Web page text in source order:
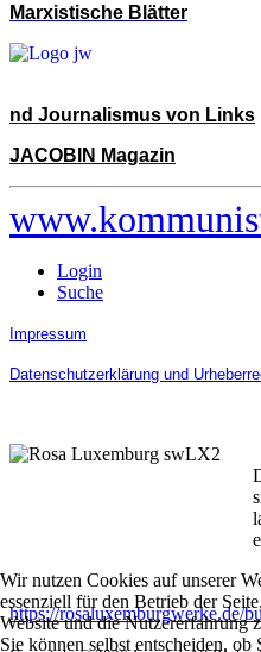
Marxistische Blätter
nd Journalismus von Links
JACOBIN Magazin
Login
Suche
Impressum
Datenschutzerklärung und
https://rosaluxemburgwerke.de/
Wir nutzen Cookies auf unserer
essenziell für den Betrieb der
Website und die Nutzererfahrung
Sie können selbst entscheiden,